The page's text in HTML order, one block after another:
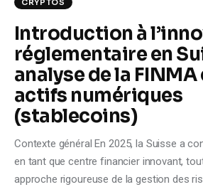
CRYPTOS
Introduction à
réglementaire en
analyse de la FINMA
actifs numériques
(stablecoins)
Contexte général En 2025, la Suisse a
en tant que centre financier innovant,
approche rigoureuse de la gestion des